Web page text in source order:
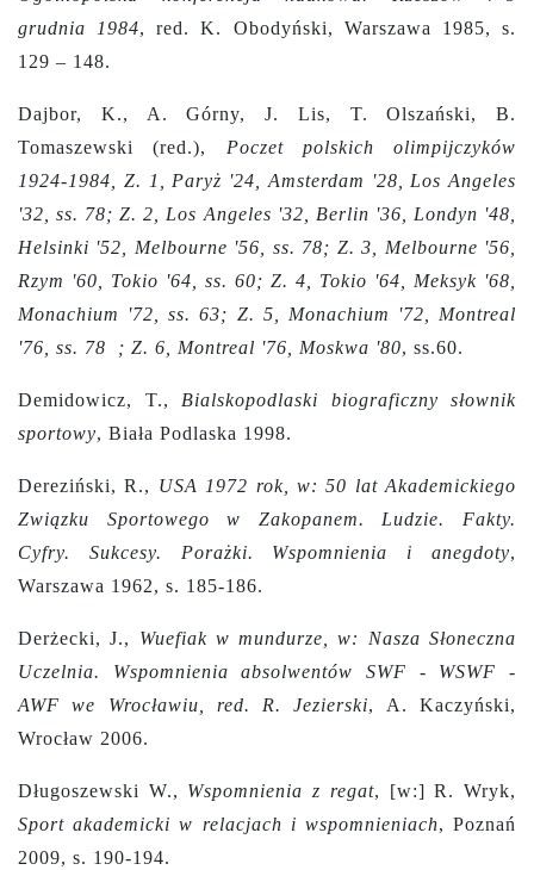
grudnia 1984, red. K. Obodyński, Warszawa 1985, s.
129 – 148.
Dajbor, K., A. Górny, J. Lis, T. Olszański, B.
Tomaszewski (red.), Poczet polskich olimpijczyków
1924-1984, Z. 1, Paryż '24, Amsterdam '28, Los Angeles
'32, ss. 78; Z. 2, Los Angeles '32, Berlin '36, Londyn '48,
Helsinki '52, Melbourne '56, ss. 78; Z. 3, Melbourne '56,
Rzym '60, Tokio '64, ss. 60; Z. 4, Tokio '64, Meksyk '68,
Monachium '72, ss. 63; Z. 5, Monachium '72, Montreal
'76, ss. 78 ; Z. 6, Montreal '76, Moskwa '80, ss.60.
Demidowicz, T., Bialskopodlaski biograficzny słownik
sportowy, Biała Podlaska 1998.
Dereziński, R., USA 1972 rok, w: 50 lat Akademickiego
Związku Sportowego w Zakopanem. Ludzie. Fakty.
Cyfry. Sukcesy. Porażki. Wspomnienia i anegdoty,
Warszawa 1962, s. 185-186.
Derżecki, J., Wuefiak w mundurze, w: Nasza Słoneczna
Uczelnia. Wspomnienia absolwentów SWF - WSWF -
AWF we Wrocławiu, red. R. Jezierski, A. Kaczyński,
Wrocław 2006.
Długoszewski W., Wspomnienia z regat, [w:] R. Wryk,
Sport akademicki w relacjach i wspomnieniach, Poznań
2009, s. 190-194.